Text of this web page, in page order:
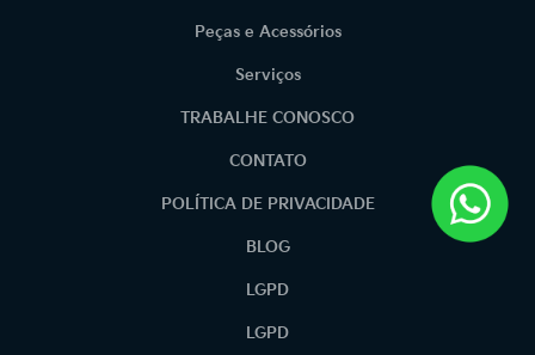
Peças e Acessórios
Serviços
TRABALHE CONOSCO
CONTATO
POLÍTICA DE PRIVACIDADE
BLOG
LGPD
LGPD